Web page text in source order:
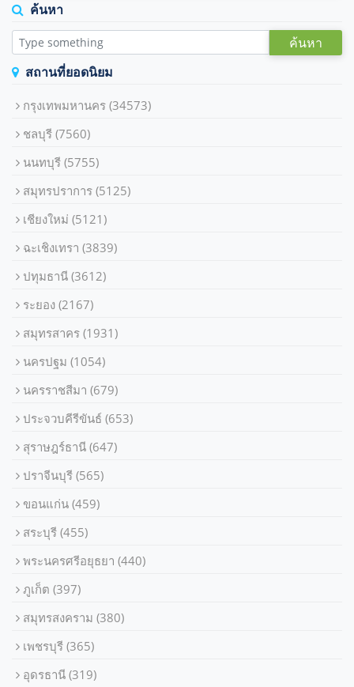
ค้นหา
ค้นหา
สถานที่ยอดนิยม
กรุงเทพมหานคร
(34573)
ชลบุรี
(7560)
นนทบุรี
(5755)
สมุทรปราการ
(5125)
เชียงใหม่
(5121)
ฉะเชิงเทรา
(3839)
ปทุมธานี
(3612)
ระยอง
(2167)
สมุทรสาคร
(1931)
นครปฐม
(1054)
นครราชสีมา
(679)
ประจวบคีรีขันธ์
(653)
สุราษฎร์ธานี
(647)
ปราจีนบุรี
(565)
ขอนแก่น
(459)
สระบุรี
(455)
พระนครศรีอยุธยา
(440)
ภูเก็ต
(397)
สมุทรสงคราม
(380)
เพชรบุรี
(365)
อุดรธานี
(319)